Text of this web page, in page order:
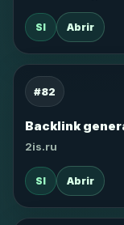
SI Abrir
#82
Backlink
2is.ru
SI Abrir